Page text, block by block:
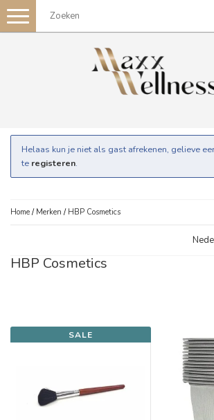
Toggle
navigation
Helaas kun je niet als gast afrekenen, gelieve
te registeren.
Home / Merken / HBP Cosmetics
HBP Cosmetics
SALE